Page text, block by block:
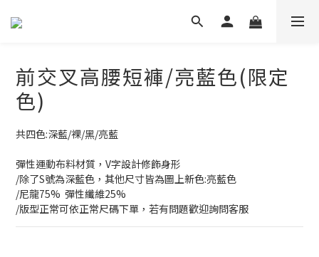
前交叉高腰短褲/亮藍色(限定
色)
共四色:深藍/裸/黑/亮藍
彈性運動布料材質，V字設計修飾身形
/除了S號為深藍色，其他尺寸皆為圖上新色:亮藍色
/尼龍75%  彈性纖維25%
/版型正常可依正常尺碼下單，若有問題歡迎詢問客服